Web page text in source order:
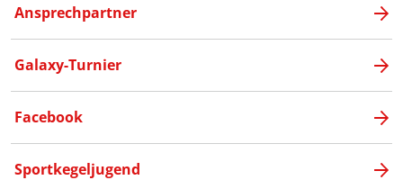
Ansprechpartner
Galaxy-Turnier
Facebook
Sportkegeljugend